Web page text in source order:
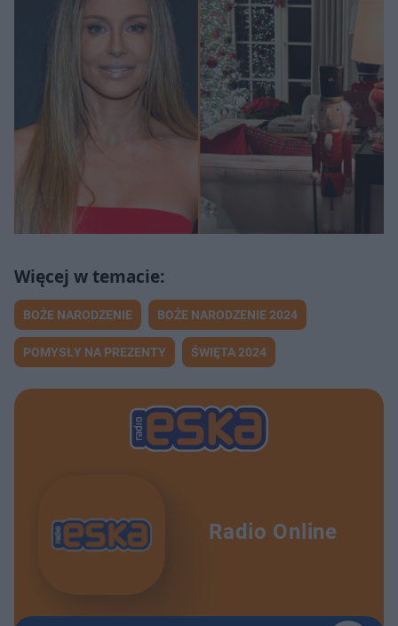
BOŻE NARODZENIE BOŻE NARODZENIE 2024
POMYSŁY NA PREZENTY ŚWIĘTA 2024
Radio Online